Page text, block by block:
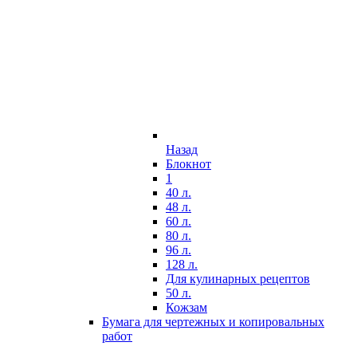
Назад
Блокнот
1
40 л.
48 л.
60 л.
80 л.
96 л.
128 л.
Для кулинарных рецептов
50 л.
Кожзам
Бумага для чертежных и копировальных
работ